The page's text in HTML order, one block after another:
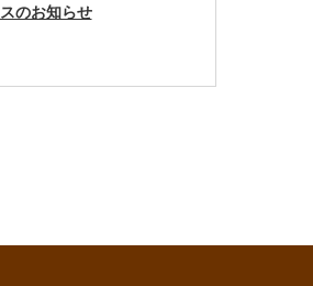
スのお知らせ